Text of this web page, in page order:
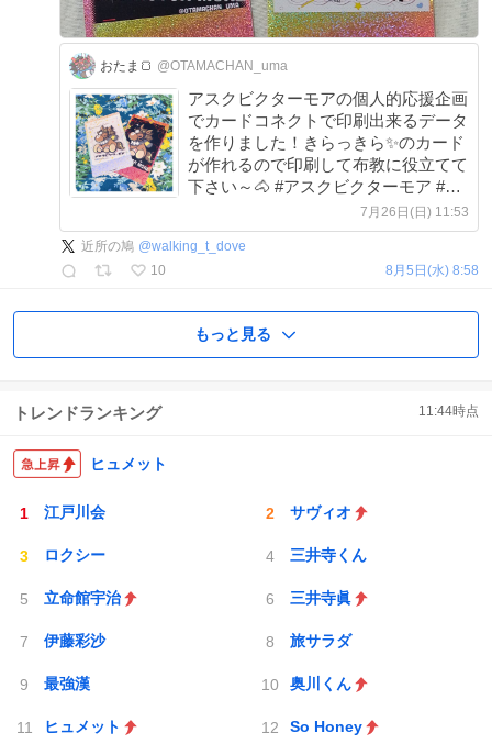
おたま🍞 @OTAMACHAN_uma
アスクビクターモアの個人的応援企画
でカードコネクトで印刷出来るデータ
を作りました！きらっきら✨のカード
が作れるので印刷して布教に役立てて
下さい～🐴 #アスクビクターモア #ア
イドルホースオーディション2026
7月26日(日) 11:53
近所の鳩 @walking_t_dove
10
8月5日(水) 8:58
もっと見る
トレンドランキング 11:44時点
ヒュメット
江戸川会 サヴィオ
ロクシー 三井寺くん
立命館宇治 三井寺眞
伊藤彩沙 旅サラダ
最強漢 奥川くん
ヒュメット So Honey